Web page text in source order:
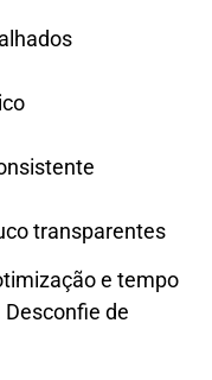
transparentes
e tempo
de